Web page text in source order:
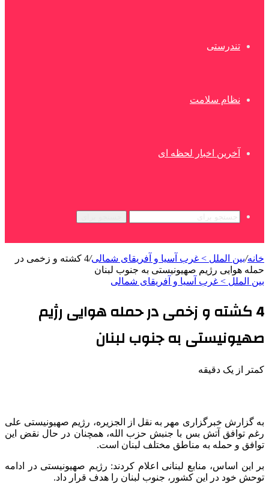
تندرستی
نظام سلامت
آخرین اخبار لحظه ای
خانه/بین الملل > غرب آسیا و آفریقای شمالی/
4 کشته و زخمی در
حمله هوایی رژیم صهیونیستی به جنوب لبنان
بین الملل > غرب آسیا و آفریقای شمالی
4 کشته و زخمی در حمله هوایی رژیم
صهیونیستی به جنوب لبنان
کمتر از یک دقیقه
به گزارش خبرگزاری مهر به نقل از الجزیره، رژیم صهیونیستی علی
رغم توافق آتش بس با جنبش حزب الله، همچنان در حال نقض این
توافق و حمله به مناطق مختلف لبنان است.
بر این اساس، منابع لبنانی اعلام کردند: رژیم صهیونیستی در ادامه
توحش خود در این کشور، جنوب لبنان را هدف قرار داد.